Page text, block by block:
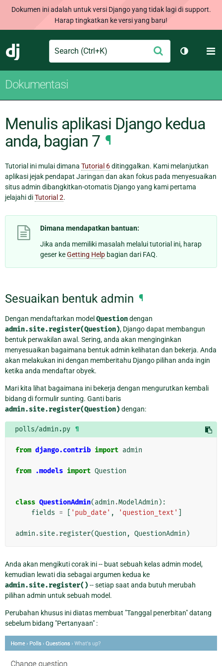
Dokumen ini adalah untuk versi Django yang tidak lagi di support.
Harap tingkatkan ke versi yang baru!
Django
Search Ajukan
Ganti
Dokumentasi
Menulis aplikasi Django kedua
anda, bagian 7 ¶
Tutorial ini mulai dimana Tutorial 6ditinggalkan. Kami melanjutkan
aplikasi jejak pendapat Jaringan dan akan fokus pada menyesuaikan
situs admin dibangkitkan-otomatis Django yang kami pertama
jelajahi diTutorial 2.
Dimana mendapatkan bantuan:
Jika anda memiliki masalah melalui tutorial ini, harap
geser keGetting Help bagian dari FAQ.
Sesuaikan bentuk admin ¶
Dengan mendaftarkan modelQuestiondengan
admin.site.register(Question), Django dapat membangun
bentuk perwakilan awal. Sering, anda akan menginginkan
menyesuaikan bagaimana bentuk admin kelihatan dan bekerja. Anda
akan melakukan ini dengan memberitahu Django pilihan anda ingin
ketika anda mendaftar obyek.
Mari kita lihat bagaimana ini bekerja dengan mengurutkan kembali
bidang di formulir sunting. Ganti baris
admin.site.register(Question) dengan:
polls/admin.py ¶
from django.contrib import admin
from .models import Question
class QuestionAdmin(admin .ModelAdmin ):
fields = 'pub_date' , 'question_text'
admin .site.register(Question , QuestionAdmin )
Anda akan mengikuti corak ini -- buat sebuah kelas admin model,
kemudian lewati dia sebagai argumen kedua ke
admin.site.register() -- setiap saat anda butuh merubah
pilihan admin untuk sebuah model.
Perubahan khusus ini diatas membuat "Tanggal penerbitan" datang
sebelum bidang "Pertanyaan" :